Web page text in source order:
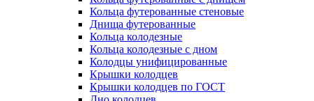
Кольца футерованные стеновые
Днища футерованные
Кольца колодезные
Кольца колодезные с дном
Колодцы унифицированные
Крышки колодцев
Крышки колодцев по ГОСТ